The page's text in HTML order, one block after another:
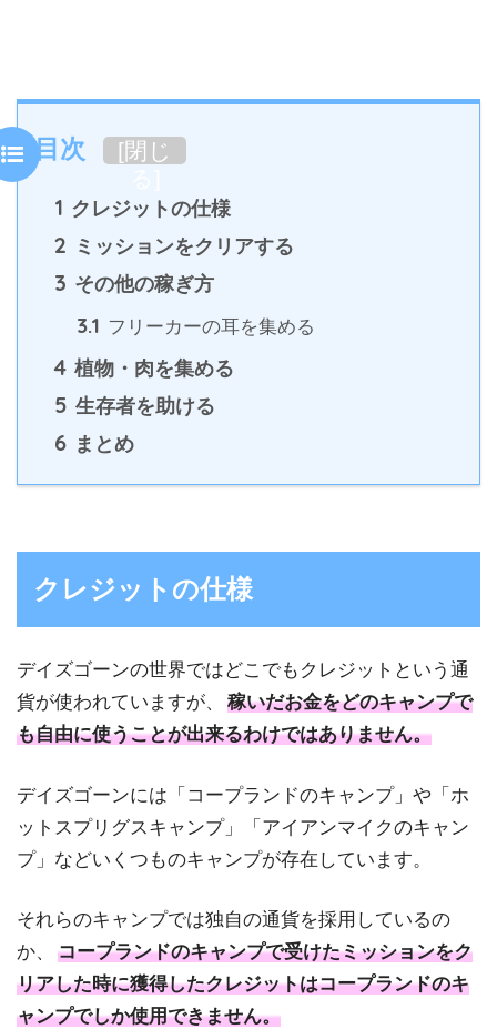
目次 [閉じ
1 クレジットの仕様
2 ミッションをクリアする
3 その他の稼ぎ方
3.1 フリーカーの耳を集める
4 植物・肉を集める
5 生存者を助ける
6 まとめ
クレジットの仕様
デイズゴーンの世界ではどこでもクレジットという通
貨が使われていますが、
稼いだお金をどのキャンプで
も自由に使うことが出来るわけではありません。
デイズゴーンには「コープランドのキャンプ」や「ホ
ットスプリグスキャンプ」「アイアンマイクのキャン
プ」などいくつものキャンプが存在しています。
それらのキャンプでは独自の通貨を採用しているの
か、
コープランドのキャンプで受けたミッションをク
リアした時に獲得したクレジットはコープランドのキ
ャンプでしか使用できません。